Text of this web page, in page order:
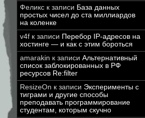
Феликс к записи База данных
простых чисел до ста миллиардов
на коленке
v4f к записи Перебор IP-адресов на
хостинге — и как с этим бороться
amarakin к записи Альтернативный
список заблокированных в РФ
ресурсов Re:filter
ResizeOn к записи Эксперименты с
тиграми и другие способы
преподавать программирование
студентам, которым скучно